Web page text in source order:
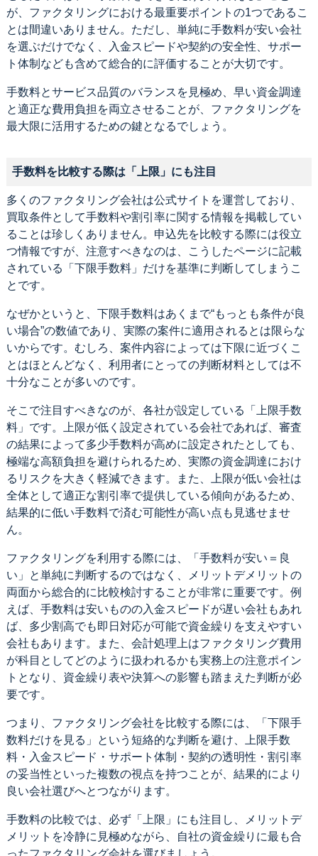
が、ファクタリングにおける最重要ポイントの1つであるこ
とは間違いありません。ただし、単純に手数料が安い会社
を選ぶだけでなく、入金スピードや契約の安全性、サポー
ト体制なども含めて総合的に評価することが大切です。
手数料とサービス品質のバランスを見極め、早い資金調達
と適正な費用負担を両立させることが、ファクタリングを
最大限に活用するための鍵となるでしょう。
手数料を比較する際は「上限」にも注目
多くのファクタリング会社は公式サイトを運営しており、
買取条件として手数料や割引率に関する情報を掲載してい
ることは珍しくありません。申込先を比較する際には役立
つ情報ですが、注意すべきなのは、こうしたページに記載
されている「下限手数料」だけを基準に判断してしまうこ
とです。
なぜかというと、下限手数料はあくまで“もっとも条件が良
い場合”の数値であり、実際の案件に適用されるとは限らな
いからです。むしろ、案件内容によっては下限に近づくこ
とはほとんどなく、利用者にとっての判断材料としては不
十分なことが多いのです。
そこで注目すべきなのが、各社が設定している「上限手数
料」です。上限が低く設定されている会社であれば、審査
の結果によって多少手数料が高めに設定されたとしても、
極端な高額負担を避けられるため、実際の資金調達におけ
るリスクを大きく軽減できます。また、上限が低い会社は
全体として適正な割引率で提供している傾向があるため、
結果的に低い手数料で済む可能性が高い点も見逃せませ
ん。
ファクタリングを利用する際には、「手数料が安い＝良
い」と単純に判断するのではなく、メリットデメリットの
両面から総合的に比較検討することが非常に重要です。例
えば、手数料は安いものの入金スピードが遅い会社もあれ
ば、多少割高でも即日対応が可能で資金繰りを支えやすい
会社もあります。また、会計処理上はファクタリング費用
が科目としてどのように扱われるかも実務上の注意ポイン
トとなり、資金繰り表や決算への影響も踏まえた判断が必
要です。
つまり、ファクタリング会社を比較する際には、「下限手
数料だけを見る」という短絡的な判断を避け、上限手数
料・入金スピード・サポート体制・契約の透明性・割引率
の妥当性といった複数の視点を持つことが、結果的により
良い会社選びへとつながります。
手数料の比較では、必ず「上限」にも注目し、メリットデ
メリットを冷静に見極めながら、自社の資金繰りに最も合
ったファクタリング会社を選びましょう。